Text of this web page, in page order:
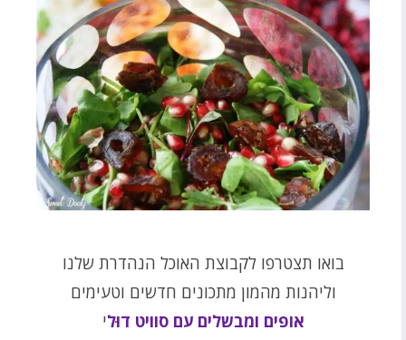
בואו תצטרפו לקבוצת האוכל הנהדרת שלנו
וליהנות מהמון מתכונים חדשים וטעימים
אופים ומבשלים עם סוויט דוּלי